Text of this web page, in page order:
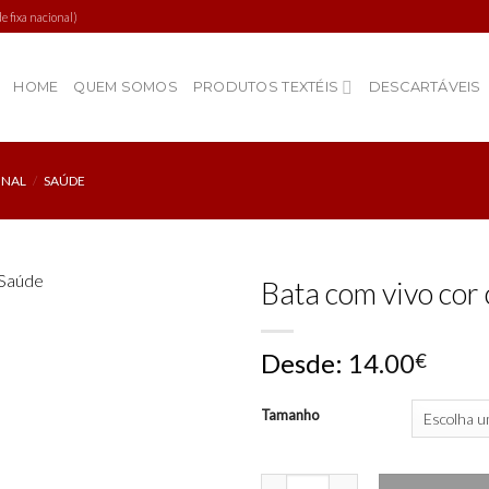
fixa nacional)
HOME QUEM SOMOS PRODUTOS TEXTÉIS DESCARTÁVEIS
/ SAÚDE
Bata com vivo cor
Desde: 14.00€
Tamanho